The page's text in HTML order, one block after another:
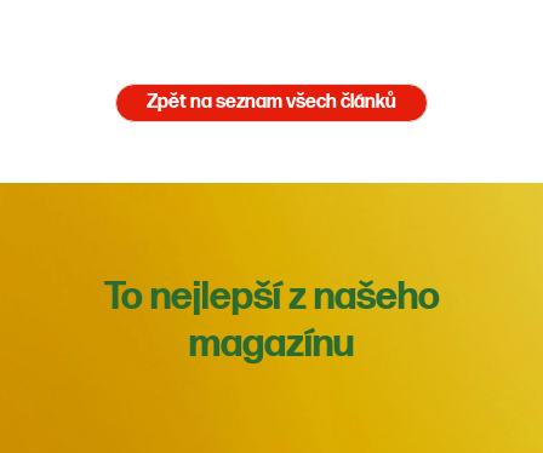
Zpět na seznam všech článků
To nejlepší z našeho
magazínu